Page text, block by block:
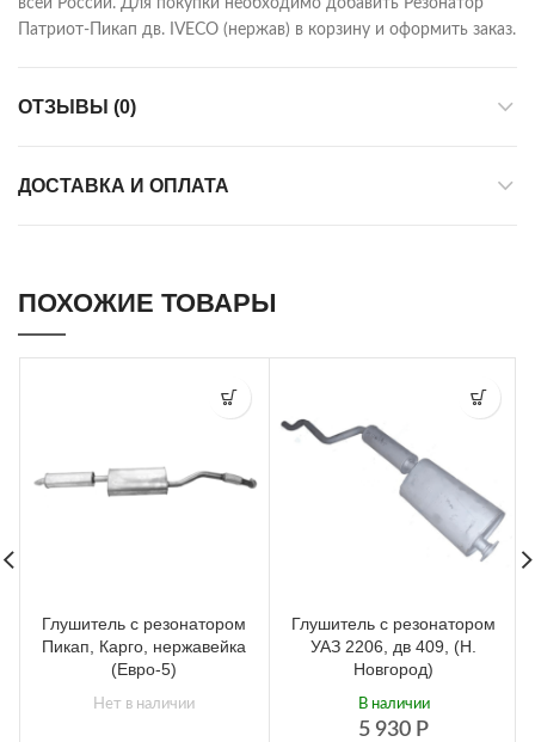
всей России. Для покупки необходимо добавить Резонатор
Патриот-Пикап дв. IVECO (нержав) в корзину и оформить заказ.
ОТЗЫВЫ (0)
ДОСТАВКА И ОПЛАТА
ПОХОЖИЕ ТОВАРЫ
Глушитель с резонатором
Пикап, Карго, нержавейка
(Евро-5)
Нет в наличии
Глушитель с резонатором
УАЗ 2206, дв 409, (Н.
Новгород)
5 930 Р
В наличии